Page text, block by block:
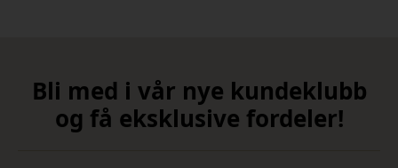
Bli med i vår nye kundeklubb
og få eksklusive fordeler!